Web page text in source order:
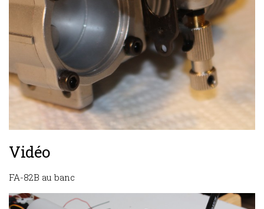
Vidéo
FA-82B au banc